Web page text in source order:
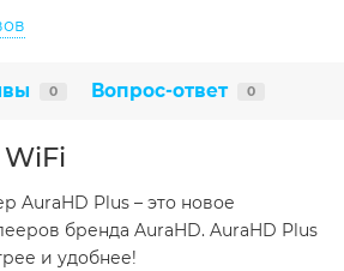
0 Вопрос-ответ 0
AuraHD Plus – это новое
бренда AuraHD. AuraHD Plus
и удобнее!